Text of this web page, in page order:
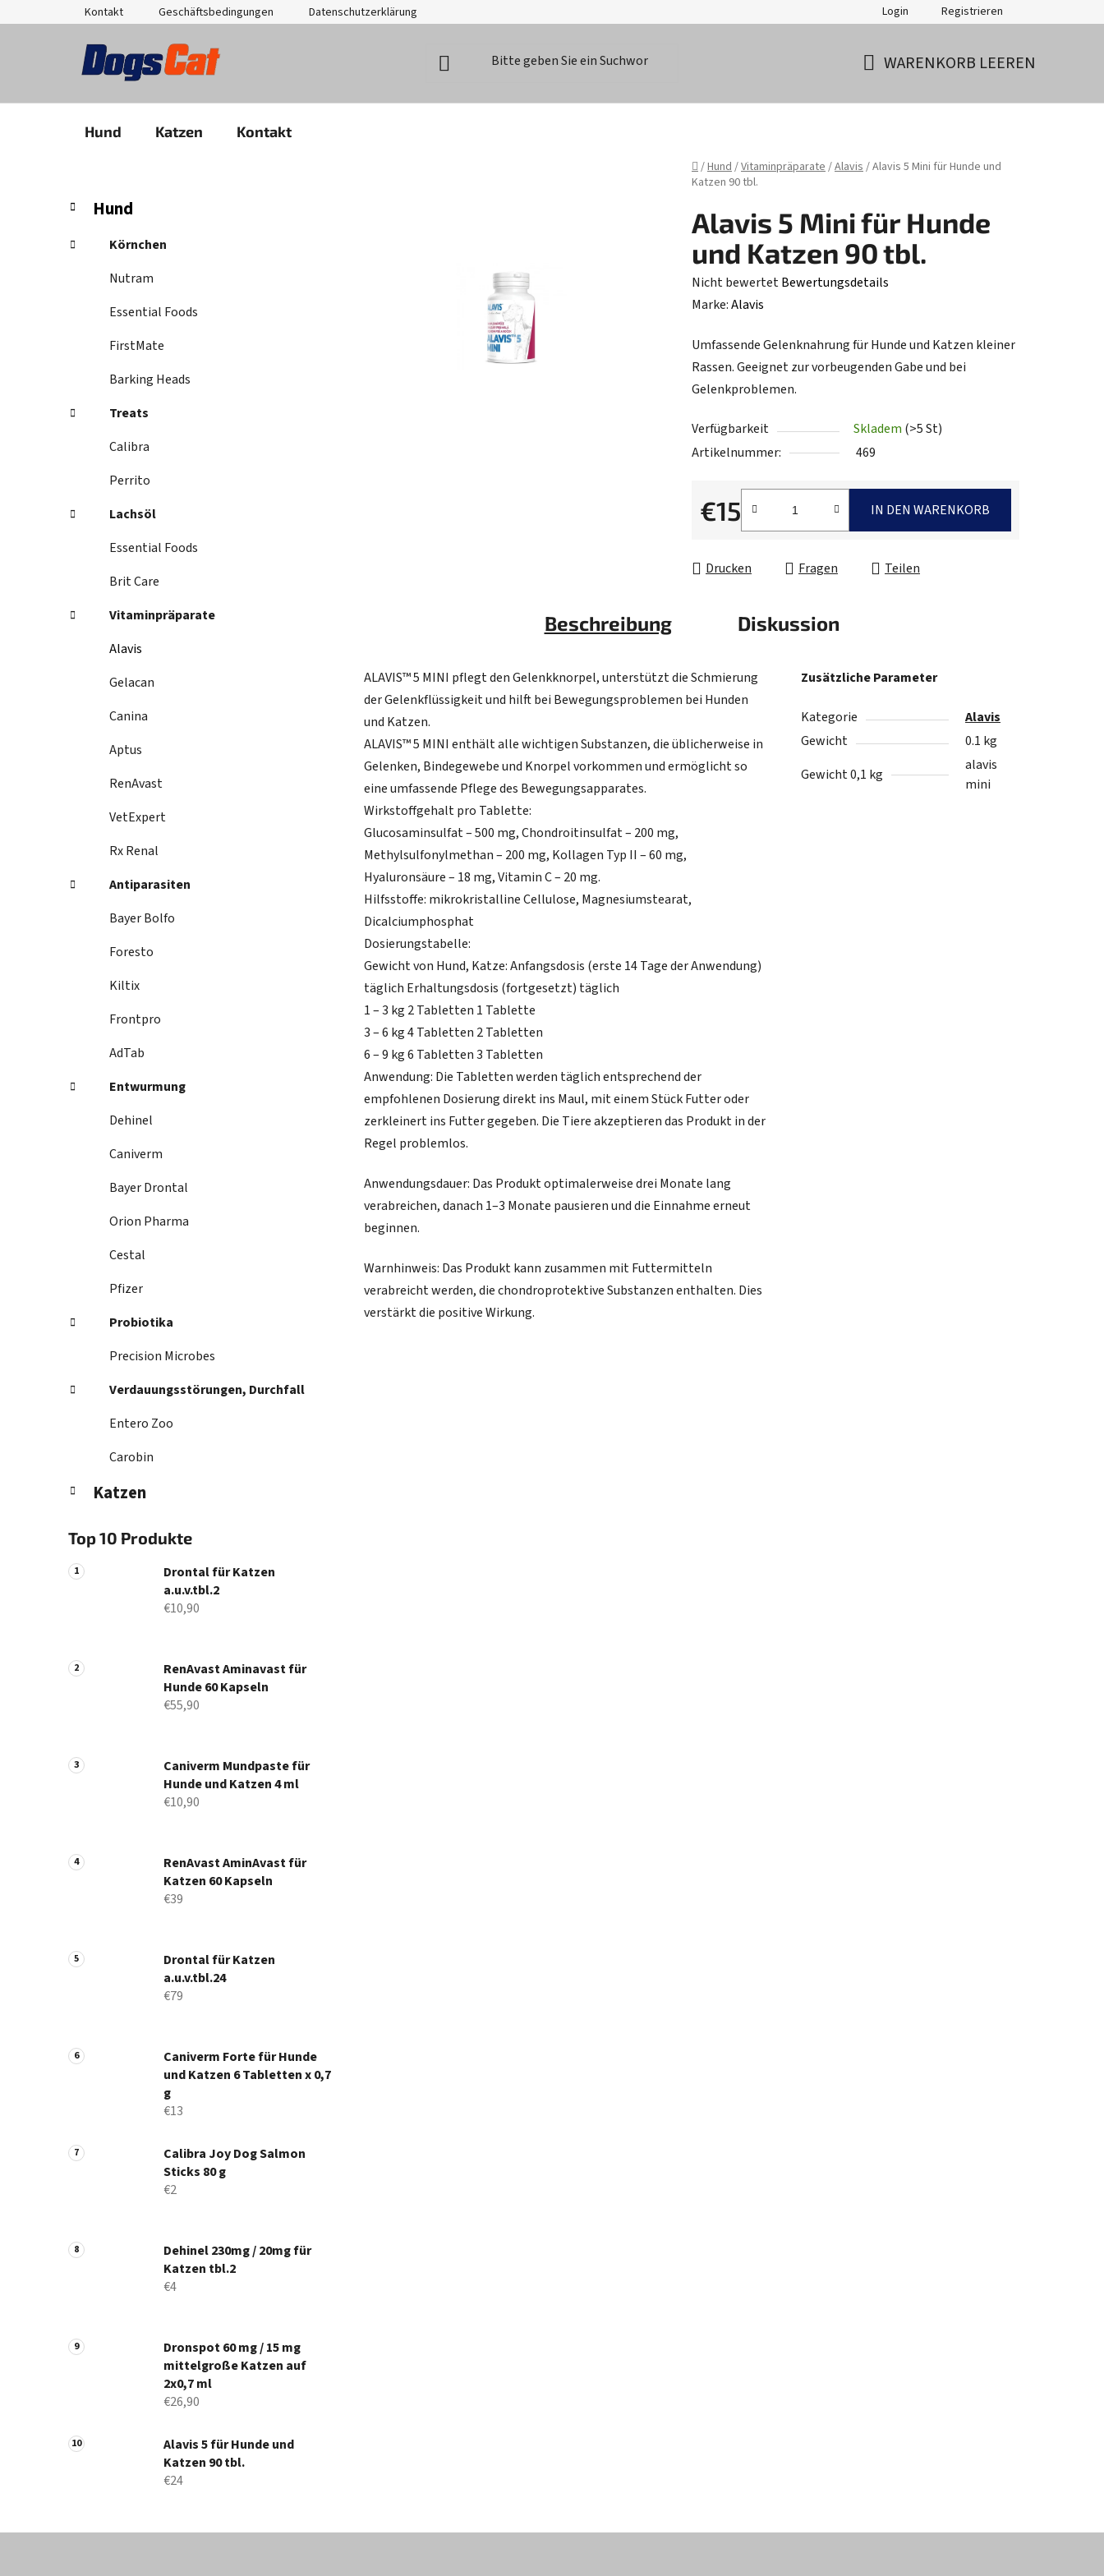
Inhalt
Kontakt Geschäftsbedingungen Datenschutzerklärung Login Registrieren
WARENKORB LEEREN
Hund Katzen Kontakt
Startseite
/Hund/Vitaminpräparate/Alavis/Alavis 5 Mini für Hunde und
Katzen 90 tbl.
S
i
t
Kategorien
überspringen
K
a
e
Hund
Körnchen
Nutram
Essential Foods
FirstMate
Barking Heads
Treats
Calibra
Perrito
Lachsöl
Essential Foods
Brit Care
Vitaminpräparate
Alavis
Gelacan
Canina
Aptus
RenAvast
VetExpert
Rx Renal
Antiparasiten
Bayer Bolfo
Foresto
Kiltix
Frontpro
AdTab
Entwurmung
Dehinel
Caniverm
Bayer Drontal
Orion Pharma
Cestal
Pfizer
Probiotika
Precision Microbes
Verdauungsstörungen, Durchfall
Entero Zoo
Carobin
Katzen
Top 10 Produkte
Drontal für Katzen
a.u.v.tbl.2
€10,90
RenAvast Aminavast für
Hunde 60 Kapseln
€55,90
Caniverm Mundpaste für
Hunde und Katzen 4 ml
€10,90
RenAvast AminAvast für
Katzen 60 Kapseln
€39
Drontal für Katzen
a.u.v.tbl.24
€79
Caniverm Forte für Hunde
und Katzen 6 Tabletten x 0,7
g
€13
Calibra Joy Dog Salmon
Sticks 80 g
€2
Dehinel 230mg / 20mg für
Katzen tbl.2
€4
Dronspot 60 mg / 15 mg
mittelgroße Katzen auf
2x0,7 ml
€26,90
Alavis 5 für Hunde und
Katzen 90 tbl.
€24
Alavis 5 Mini für Hunde
und Katzen 90 tbl.
Die
durchschnittliche
ist
0,0
von
Sternen.
Nicht bewertetBewertungsdetails
Marke:Alavis
Umfassende Gelenknahrung für Hunde und Katzen kleiner
Rassen. Geeignet zur vorbeugenden Gabe und bei
Gelenkproblemen.
Verfügbarkeit Skladem (>5 St)
Artikelnummer:
469
€15
Verkaufspreis:
IN DEN WARENKORB
Drucken Fragen Teilen
Beschreibung Diskussion
ALAVIS™ 5 MINI pflegt den Gelenkknorpel, unterstützt die Schmierung
der Gelenkflüssigkeit und hilft bei Bewegungsproblemen bei Hunden
und Katzen.
ALAVIS™ 5 MINI enthält alle wichtigen Substanzen, die üblicherweise in
Gelenken, Bindegewebe und Knorpel vorkommen und ermöglicht so
eine umfassende Pflege des Bewegungsapparates.
Wirkstoffgehalt pro Tablette:
Glucosaminsulfat – 500 mg, Chondroitinsulfat – 200 mg,
Methylsulfonylmethan – 200 mg, Kollagen Typ II – 60 mg,
Hyaluronsäure – 18 mg, Vitamin C – 20 mg.
Hilfsstoffe: mikrokristalline Cellulose, Magnesiumstearat,
Dicalciumphosphat
Dosierungstabelle:
Gewicht von Hund, Katze: Anfangsdosis (erste 14 Tage der Anwendung)
täglich Erhaltungsdosis (fortgesetzt) ​​täglich
1 – 3 kg 2 Tabletten 1 Tablette
3 – 6 kg 4 Tabletten 2 Tabletten
6 – 9 kg 6 Tabletten 3 Tabletten
Anwendung: Die Tabletten werden täglich entsprechend der
empfohlenen Dosierung direkt ins Maul, mit einem Stück Futter oder
zerkleinert ins Futter gegeben. Die Tiere akzeptieren das Produkt in der
Regel problemlos.
Anwendungsdauer: Das Produkt optimalerweise drei Monate lang
verabreichen, danach 1–3 Monate pausieren und die Einnahme erneut
beginnen.
Warnhinweis: Das Produkt kann zusammen mit Futtermitteln
verabreicht werden, die chondroprotektive Substanzen enthalten. Dies
verstärkt die positive Wirkung.
Zusätzliche Parameter
Kategorie
Alavis
Gewicht
0.1 kg
Gewicht 0,1 kg
alavis
mini